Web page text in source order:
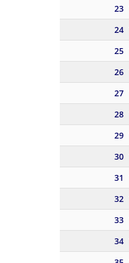
23
24
25
26
27
28
29
30
31
32
33
34